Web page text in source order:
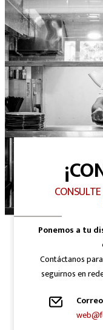
Ponemos a tu
Contáctanos
seguirnos en